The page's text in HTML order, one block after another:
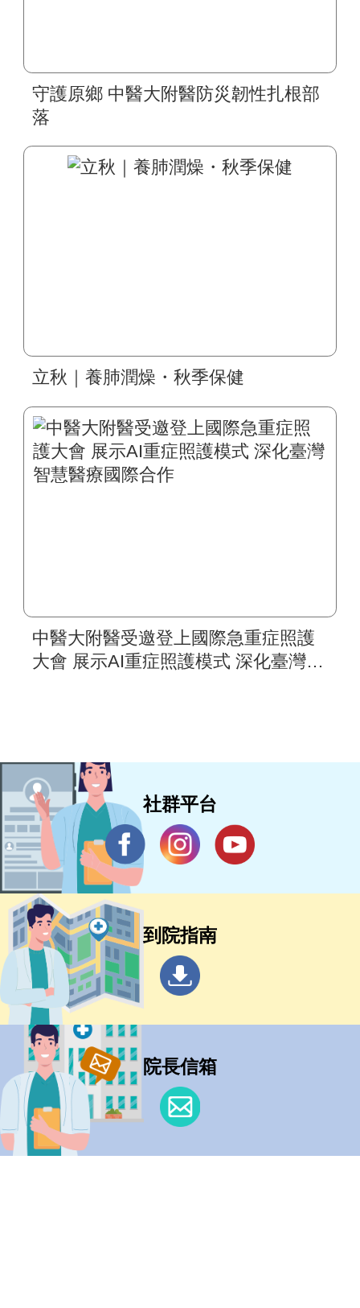
守護原鄉 中醫大附醫防災韌性扎根部
落
立秋｜養肺潤燥・秋季保健
中醫大附醫受邀登上國際急重症照護
大會 展示AI重症照護模式 深化臺灣智
社群平台
到院指南
院長信箱